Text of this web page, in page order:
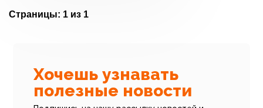
Страницы: 1 из 1
Хочешь узнавать
полезные новости